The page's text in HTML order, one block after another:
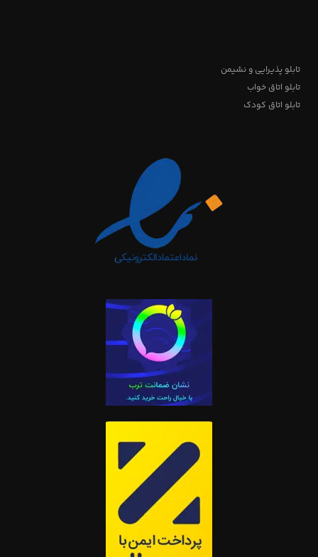
تابلو پذیرایی و نشیمن
تابلو اتاق خواب
تابلو اتاق کودک